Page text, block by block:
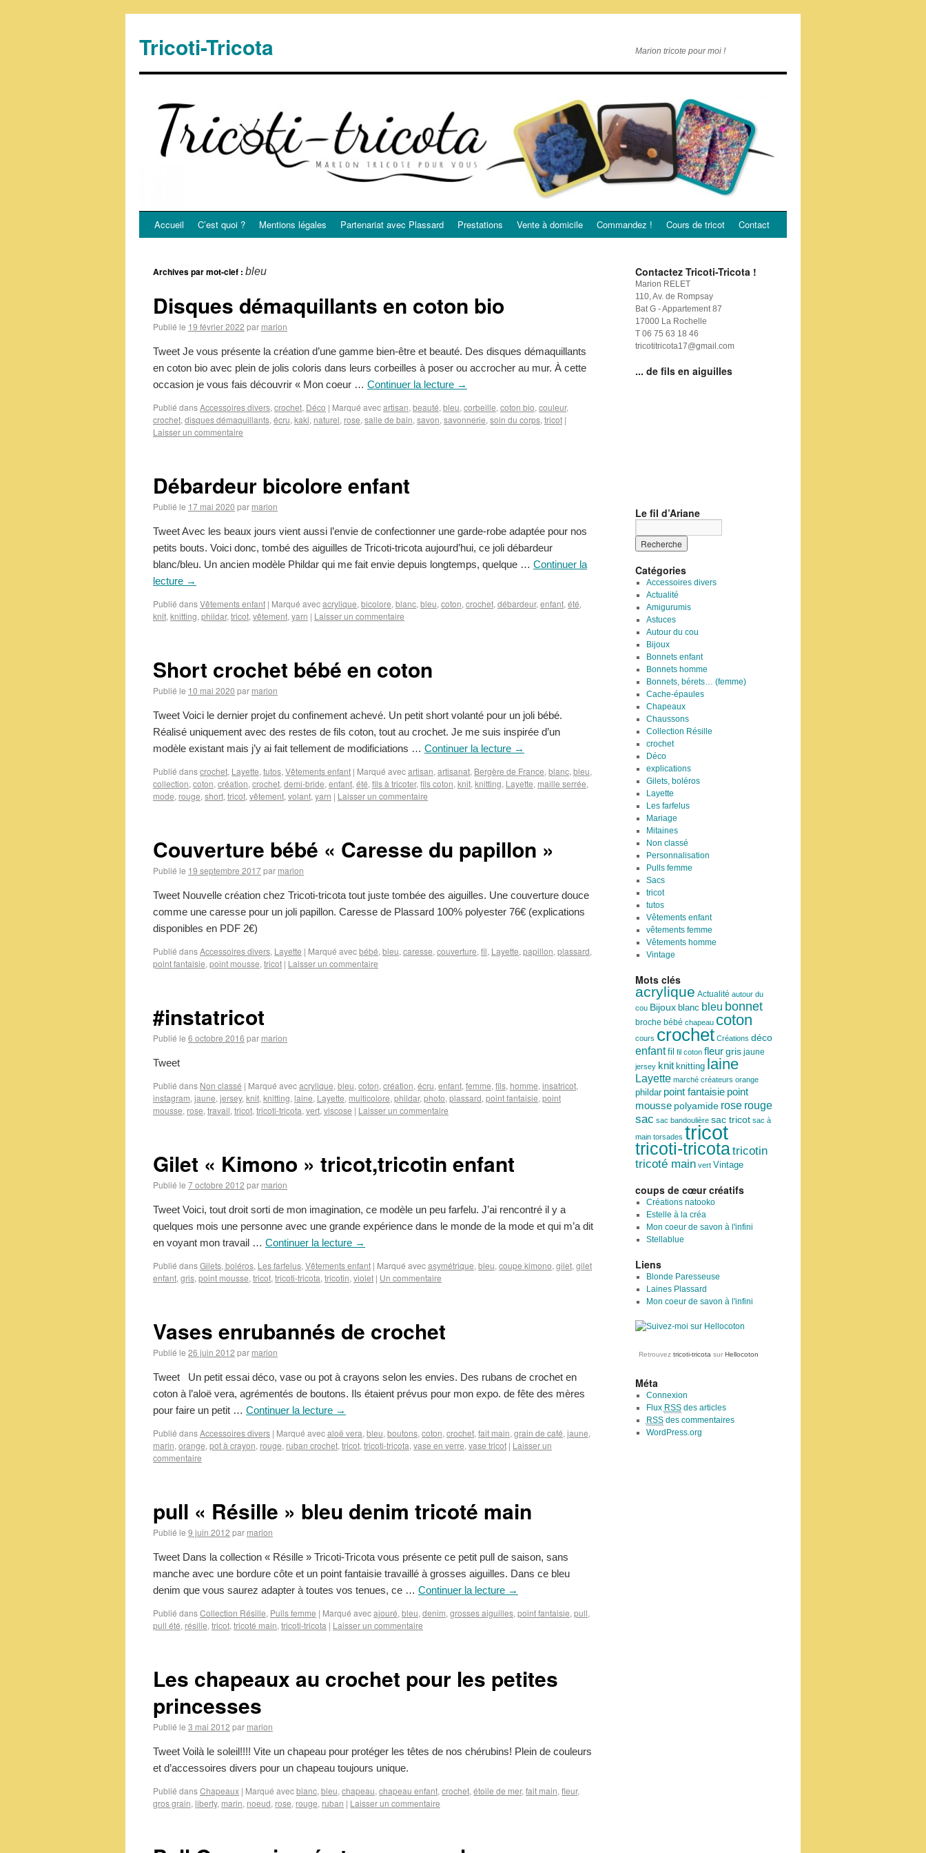
Tricoti-Tricota Marion tricote pour moi !
Accueil C’est quoi ? Mentions légales Partenariat avec Plassard Prestations Vente à domicile Commandez ! Cours de tricot Contact
Archives par mot-clef : bleu
Disques démaquillants en coton bio
Publié le 19 février 2022 par marion
Tweet Je vous présente la création d’une gamme bien-être et beauté. Des disques démaquillants
en coton bio avec plein de jolis coloris dans leurs corbeilles à poser ou accrocher au mur. À cette
occasion je vous fais découvrir « Mon coeur … Continuer la lecture →
Publié dansAccessoires divers, crochet, Déco | Marqué avecartisan, beauté, bleu, corbeille, coton bio, couleur,
crochet, disques démaquillants, écru, kaki, naturel, rose, salle de bain, savon, savonnerie, soin du corps, tricot |
Laisser un commentaire
Débardeur bicolore enfant
Publié le 17 mai 2020 par marion
Tweet Avec les beaux jours vient aussi l’envie de confectionner une garde-robe adaptée pour nos
petits bouts. Voici donc, tombé des aiguilles de Tricoti-tricota aujourd’hui, ce joli débardeur
blanc/bleu. Un ancien modèle Phildar qui me fait envie depuis longtemps, quelque … Continuer la
lecture →
Publié dansVêtements enfant | Marqué avecacrylique, bicolore, blanc, bleu, coton, crochet, débardeur, enfant, été,
knit, knitting, phildar, tricot, vêtement, yarn | Laisser un commentaire
Short crochet bébé en coton
Publié le 10 mai 2020 par marion
Tweet Voici le dernier projet du confinement achevé. Un petit short volanté pour un joli bébé.
Réalisé uniquement avec des restes de fils coton, tout au crochet. Je me suis inspirée d’un
modèle existant mais j’y ai fait tellement de modificiations … Continuer la lecture →
Publié danscrochet, Layette, tutos, Vêtements enfant | Marqué avecartisan, artisanat, Bergère de France, blanc, bleu,
collection, coton, création, crochet, demi-bride, enfant, été, fils à tricoter, fils coton, knit, knitting, Layette, maille serrée,
mode, rouge, short, tricot, vêtement, volant, yarn | Laisser un commentaire
Couverture bébé « Caresse du papillon »
Publié le 19 septembre 2017par marion
Tweet Nouvelle création chez Tricoti-tricota tout juste tombée des aiguilles. Une couverture douce
comme une caresse pour un joli papillon. Caresse de Plassard 100% polyester 76€ (explications
disponibles en PDF 2€)
Publié dansAccessoires divers, Layette | Marqué avecbébé, bleu, caresse, couverture, fil, Layette, papillon, plassard,
point fantaisie, point mousse, tricot | Laisser un commentaire
#instatricot
Publié le 6 octobre 2016 par marion
Tweet
Publié dans Non classé | Marqué avecacrylique, bleu, coton, création, écru, enfant, femme, fils, homme, insatricot,
instagram, jaune, jersey, knit, knitting, laine, Layette, multicolore, phildar, photo, plassard, point fantaisie, point
mousse, rose, travail, tricot, tricoti-tricota, vert, viscose | Laisser un commentaire
Gilet « Kimono » tricot,tricotin enfant
Publié le 7 octobre 2012 par marion
Tweet Voici, tout droit sorti de mon imagination, ce modèle un peu farfelu. J’ai rencontré il y a
quelques mois une personne avec une grande expérience dans le monde de la mode et qui m’a dit
en voyant mon travail … Continuer la lecture →
Publié dansGilets, boléros, Les farfelus, Vêtements enfant | Marqué avecasymétrique, bleu, coupe kimono, gilet, gilet
enfant, gris, point mousse, tricot, tricoti-tricota, tricotin, violet | Un commentaire
Vases enrubannés de crochet
Publié le 26 juin 2012 par marion
Tweet Un petit essai déco, vase ou pot à crayons selon les envies. Des rubans de crochet en
coton à l’aloë vera, agrémentés de boutons. Ils étaient prévus pour mon expo. de fête des mères
pour faire un petit … Continuer la lecture →
Publié dansAccessoires divers | Marqué avecaloë vera, bleu, boutons, coton, crochet, fait main, grain de café, jaune,
marin, orange, pot à crayon, rouge, ruban crochet, tricot, tricoti-tricota, vase en verre, vase tricot | Laisser un
commentaire
pull « Résille » bleu denim tricoté main
Publié le 9 juin 2012 par marion
Tweet Dans la collection « Résille » Tricoti-Tricota vous présente ce petit pull de saison, sans
manche avec une bordure côte et un point fantaisie travaillé à grosses aiguilles. Dans ce bleu
denim que vous saurez adapter à toutes vos tenues, ce … Continuer la lecture →
Publié dansCollection Résille, Pulls femme | Marqué avecajouré, bleu, denim, grosses aiguilles, point fantaisie, pull,
pull été, résille, tricot, tricoté main, tricoti-tricota | Laisser un commentaire
Les chapeaux au crochet pour les petites
princesses
Publié le 3 mai 2012 par marion
Tweet Voilà le soleil!!!! Vite un chapeau pour protéger les têtes de nos chérubins! Plein de couleurs
et d’accessoires divers pour un chapeau toujours unique.
Publié dansChapeaux | Marqué avecblanc, bleu, chapeau, chapeau enfant, crochet, étoile de mer, fait main, fleur,
gros grain, liberty, marin, noeud, rose, rouge, ruban | Laisser un commentaire
Contactez Tricoti-Tricota !
Marion RELET
110, Av. de Rompsay
Bat G - Appartement 87
17000 La Rochelle
T 06 75 63 18 46
tricotitricota17@gmail.com
... de fils en aiguilles
Le fil d’Ariane
Catégories
Accessoires divers
Actualité
Amigurumis
Astuces
Autour du cou
Bijoux
Bonnets enfant
Bonnets homme
Bonnets, bérets… (femme)
Cache-épaules
Chapeaux
Chaussons
Collection Résille
crochet
Déco
explications
Gilets, boléros
Layette
Les farfelus
Mariage
Mitaines
Non classé
Personnalisation
Pulls femme
Sacs
tricot
tutos
Vêtements enfant
vêtements femme
Vêtements homme
Vintage
Mots clés
acrylique Actualité autour du
cou Bijoux blanc bleu bonnet
broche bébé chapeau coton
cours crochet Créations déco
enfant fil fil coton fleur gris jaune
jersey knit knitting laine
Layette marché créateurs orange
phildar point fantaisie point
mousse polyamide rose rouge
sac sac bandoulière sac tricot sac à
main torsades tricot
tricoti-tricotatricotin
tricoté main vert Vintage
coups de cœur créatifs
Créations natooko
Estelle à la créa
Mon coeur de savon à l'infini
Stellablue
Liens
Blonde Paresseuse
Laines Plassard
Mon coeur de savon à l'infini
Retrouvez tricoti-tricota sur Hellocoton
Méta
Connexion
Flux RSSdes articles
RSSdes commentaires
WordPress.org